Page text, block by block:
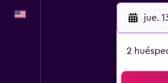
jue.
2